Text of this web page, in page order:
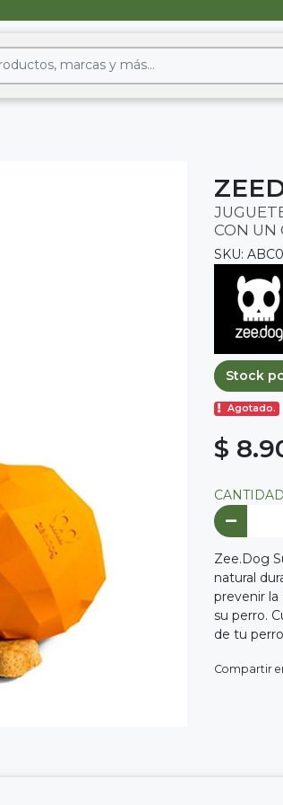
CON UN
SKU:
Stock
Agotado.
$
CANTIDAD
Zee.Dog
natural
prevenir la
su perro.
de tu
Compartir